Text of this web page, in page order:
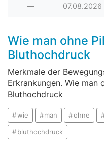
— 07.08.2026
Wie man ohne
Bluthochdruck
Merkmale der
Erkrankungen. Wie man
Bluthochdruck
wie man ohne
bluthochdruck